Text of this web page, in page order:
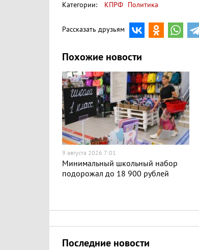
Категории:
КПРФ Политика
Рассказать друзьям
Похожие новости
9 августа 2026 7:01
Минимальный школьный набор
подорожал до 18 900 рублей
Последние новости